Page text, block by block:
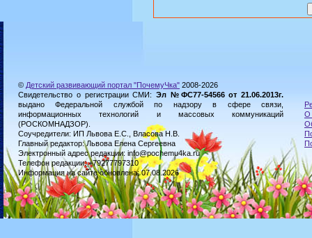
© Детский развивающий портал "ПочемуЧка" 2008-2026
Свидетельство о регистрации СМИ: Эл №ФС77-54566 от 21.06.2013г.
выдано Федеральной службой по надзору в сфере связи,
информационных технологий и массовых коммуникаций
(РОСКОМНАДЗОР).
Соучредители: ИП Львова Е.С., Власова Н.В.
Главный редактор: Львова Елена Сергеевна
Электронный адрес редакции: info@pochemu4ka.ru
Телефон редакции: +79277797310
Информация на сайте обновлена: 07.08.2026
О